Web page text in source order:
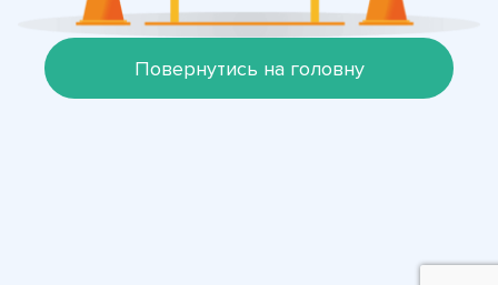
Повернутись на головну